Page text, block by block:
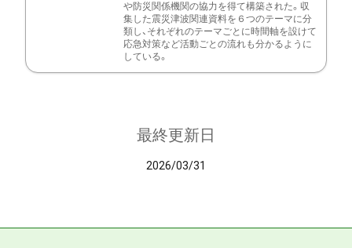
や防災関係機関の協力を得て構築された。収
集した震災津波関連資料を６つのテーマに分
類し、それぞれのテーマごとに時間軸を設けて
応急対策など活動ごとの流れも分かるように
している。
最終更新日
2026/03/31